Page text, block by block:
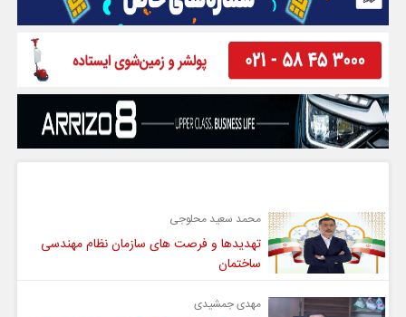
محمد سعید محلوجی
تهدیدها و فرصت های سازمان نظام مهندسی
ساختمان
مهدی جمشیدی